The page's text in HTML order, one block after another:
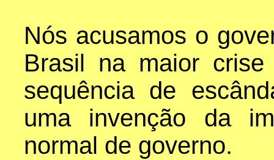
Nós acusamos o
Brasil na maior
sequência de
uma invenção da
normal de governo.